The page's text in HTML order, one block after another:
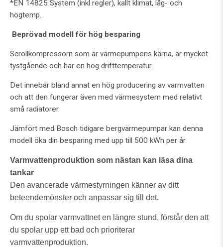
*EN 14825 System (inkl regler), kallt klimat, låg- och
högtemp.
Beprövad modell för hög besparing
Scrollkompressorn som är värmepumpens kärna, är mycket
tystgående och har en hög drifttemperatur.
Det innebär bland annat en hög producering av varmvatten
och att den fungerar även med värmesystem med relativt
små radiatorer.
Jämfört med Bosch tidigare bergvärmepumpar kan denna
modell öka din besparing med upp till 500 kWh per år.
Varmvattenproduktion som nästan kan läsa dina
tankar
Den avancerade värmestyrningen känner av ditt
beteendemönster och anpassar sig till det.
Om du spolar varmvattnet en längre stund, förstår den att
du spolar upp ett bad och prioriterar
varmvattenproduktion.